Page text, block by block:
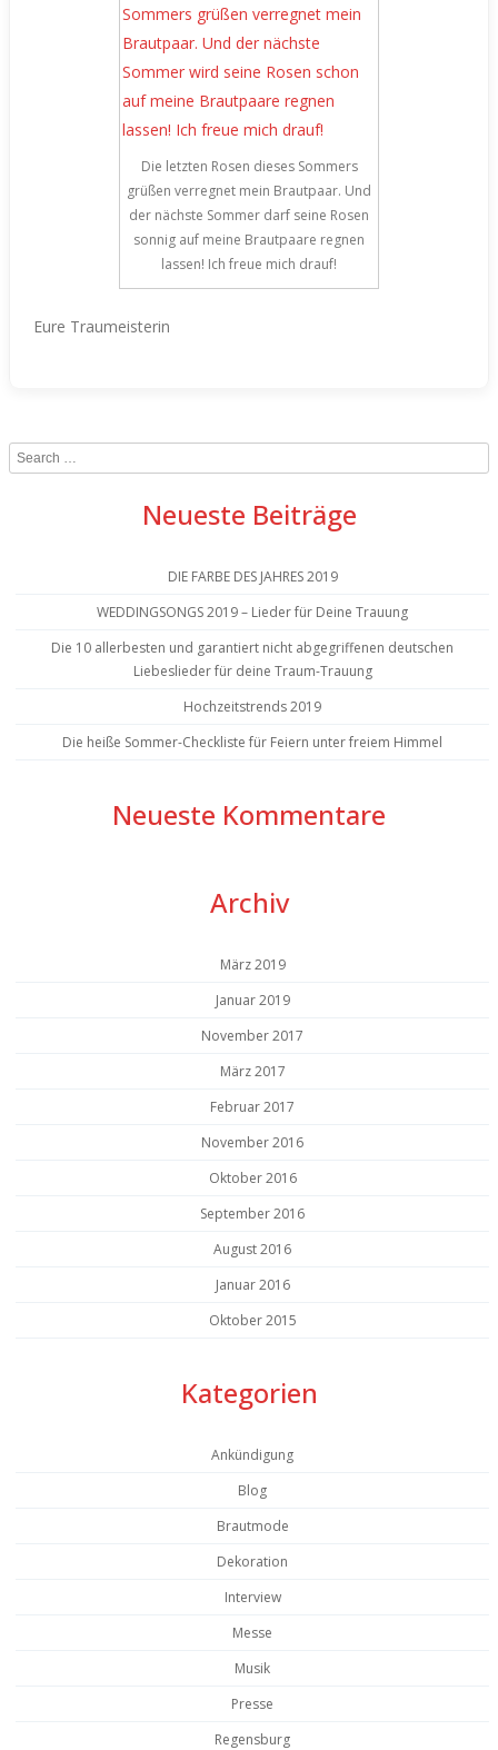
Die letzten Rosen dieses Sommers
grüßen verregnet mein Brautpaar. Und
der nächste Sommer darf seine Rosen
sonnig auf meine Brautpaare regnen
lassen! Ich freue mich drauf!
Eure Traumeisterin
Search
Neueste Beiträge
DIE FARBE DES JAHRES 2019
WEDDINGSONGS 2019 – Lieder für Deine Trauung
Die 10 allerbesten und garantiert nicht abgegriffenen deutschen
Liebeslieder für deine Traum-Trauung
Hochzeitstrends 2019
Die heiße Sommer-Checkliste für Feiern unter freiem Himmel
Neueste Kommentare
Archiv
März 2019
Januar 2019
November 2017
März 2017
Februar 2017
November 2016
Oktober 2016
September 2016
August 2016
Januar 2016
Oktober 2015
Kategorien
Ankündigung
Blog
Brautmode
Dekoration
Interview
Messe
Musik
Presse
Regensburg